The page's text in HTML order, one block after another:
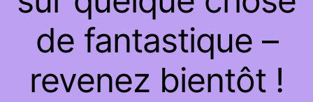
de fantastique –
revenez bientôt !